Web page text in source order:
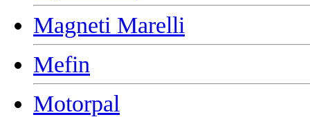
Magneti Marelli
Mefin
Motorpal